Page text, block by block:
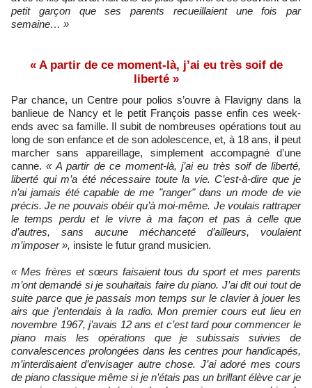
petit garçon que ses parents recueillaient une fois par
semaine… »
« A partir de ce moment-là, j’ai eu très soif de
liberté »
Par chance, un Centre pour polios s’ouvre à Flavigny dans la
banlieue de Nancy et le petit François passe enfin ces week-
ends avec sa famille. Il subit de nombreuses opérations tout au
long de son enfance et de son adolescence, et, à 18 ans, il peut
marcher sans appareillage, simplement accompagné d’une
canne.« A partir de ce moment-là, j’ai eu très soif de liberté,
liberté qui m’a été nécessaire toute la vie. C’est-à-dire que je
n’ai jamais été capable de me "ranger" dans un mode de vie
précis. Je ne pouvais obéir qu’à moi-même. Je voulais rattraper
le temps perdu et le vivre à ma façon et pas à celle que
d’autres, sans aucune méchanceté d’ailleurs, voulaient
m’imposer », insiste le futur grand musicien.
« Mes frères et sœurs faisaient tous du sport et mes parents
m’ont demandé si je souhaitais faire du piano. J’ai dit oui tout de
suite parce que je passais mon temps sur le clavier à jouer les
airs que j’entendais à la radio. Mon premier cours eut lieu en
novembre 1967, j’avais 12 ans et c’est tard pour commencer le
piano mais les opérations que je subissais suivies de
convalescences prolongées dans les centres pour handicapés,
m’interdisaient d’envisager autre chose. J’ai adoré mes cours
de piano classique même si je n’étais pas un brillant élève car je